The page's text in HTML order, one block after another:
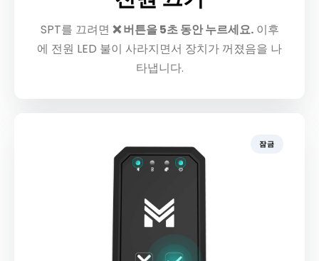
SPT를 끄려면 ❌ 버튼을 5초 동안 누르세요.이후
에 전원 LED 불이 사라지면서 장치가 꺼졌음을 나
타냅니다.
잠금